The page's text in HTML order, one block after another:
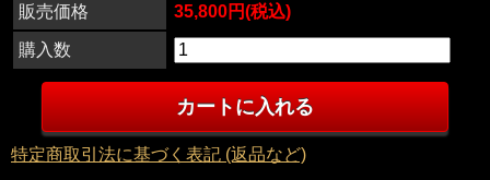
販売価格
35,800円(税込)
購入数
特定商取引法に基づく表記 (返品など)